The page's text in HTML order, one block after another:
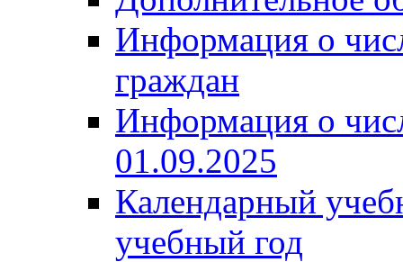
Информация о
граждан
Информация о
01.09.2025
Календарный
учебный год